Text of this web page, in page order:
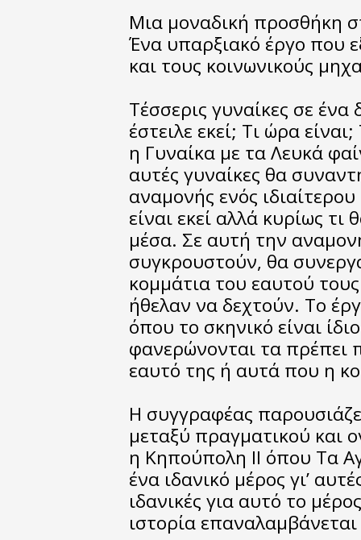
Μια μοναδική προσθήκη
Ένα υπαρξιακό έργο που
και τους κοινωνικούς
Τέσσερις γυναίκες σε
έστειλε εκεί; Τι ώρα
η Γυναίκα με τα Λευκά
αυτές γυναίκες θα
αναμονής ενός
είναι εκεί αλλά κυρίως
μέσα. Σε αυτή την
συγκρουστούν, θα
κομμάτια του εαυτού
ήθελαν να δεχτούν. Το
όπου το σκηνικό είναι
φανερώνονται τα πρέπει
εαυτό της ή αυτά που η
Η συγγραφέας
μεταξύ πραγματικού και
η Κηπούπολη II όπου Τα
ένα ιδανικό μέρος γι’
ιδανικές για αυτό το
ιστορία